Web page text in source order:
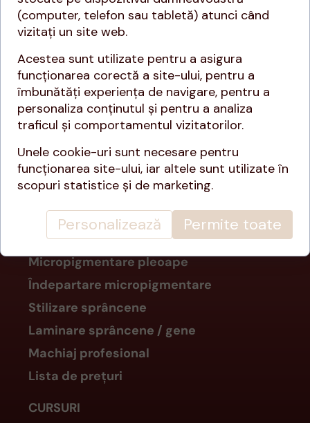
SERVICII
Micropigmentare sprancene
Micropigentare buze
Micropigmentare pleoape
Îndepartare micropigmentare
Stilizare sprâncene
Laminare sprâncene / gene
Machiaj profesional
Lista de prețuri
CURSURI
De aceea, îndemnul meu e să
începi acum. Nu mai lăsa să
Începe azi schimbarea.
(computer, telefon sau tabletă) atunci când
vizitați un site web.
Acestea sunt utilizate pentru a asigura
funcționarea corectă a site-ului, pentru a
îmbunătăți experiența de navigare, pentru a
personaliza conținutul și pentru a analiza
traficul și comportamentul vizitatorilor.
Unele cookie-uri sunt necesare pentru
funcționarea site-ului, iar altele sunt utilizate în
scopuri statistice și de marketing.
Personalizează Permite toate